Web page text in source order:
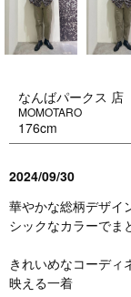
なんばパークス 店
MOMOTARO
176cm
2024/09/30
華やかな総柄デザイ
シックなカラーでま
きれいめなコーディ
映える一着